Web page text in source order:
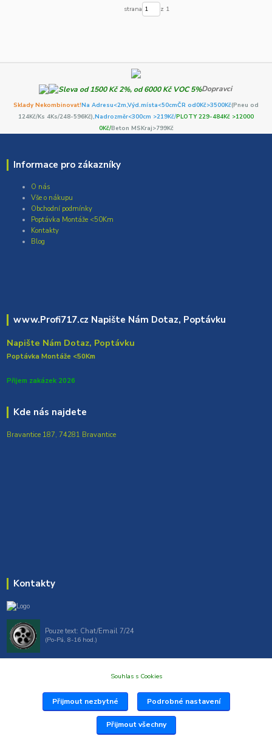
strana z 1
Dopravci
Sklady Nekombinovat!Na Adresu<2m,Výd.místa<50cmČR od0Kč>3500Kč(Pneu od
124Kč/Ks 4Ks/248-596Kč),Nadrozměr<300cm >219Kč/PLOTY 229-484Kč >12000
0Kč/Beton MSKraj>799Kč
Informace pro zákazníky
O nás
Vše o nákupu
Obchodní podmínky
Poptávka Montáže <50Km
Kontakty
Blog
www.Profi717.cz Napište Nám Dotaz, Poptávku
Napište Nám Dotaz, Poptávku
Poptávka Montáže <50Km
Přijem zakázek 2026
Kde nás najdete
Bravantice 187, 74281 Bravantice
Kontakty
Pouze text: Chat/Email 7/24
(Po-Pá, 8-16 hod.)
Souhlas s Cookies
Přijmout nezbytné Podrobné nastavení
Přijmout všechny